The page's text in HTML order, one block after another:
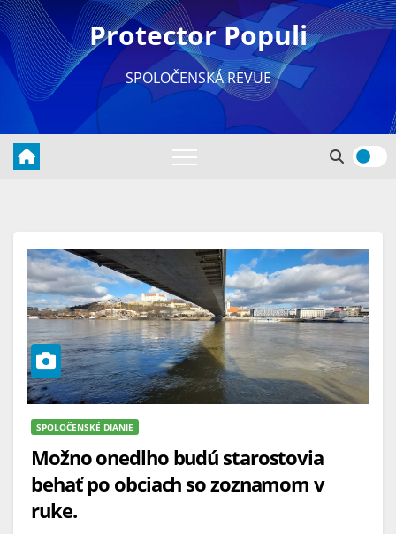
Skip
to
content
Protector Populi
SPOLOČENSKÁ REVUE
SPOLOČENSKÉ DIANIE
Možno onedlho budú starostovia
behať po obciach so zoznamom v
ruke.